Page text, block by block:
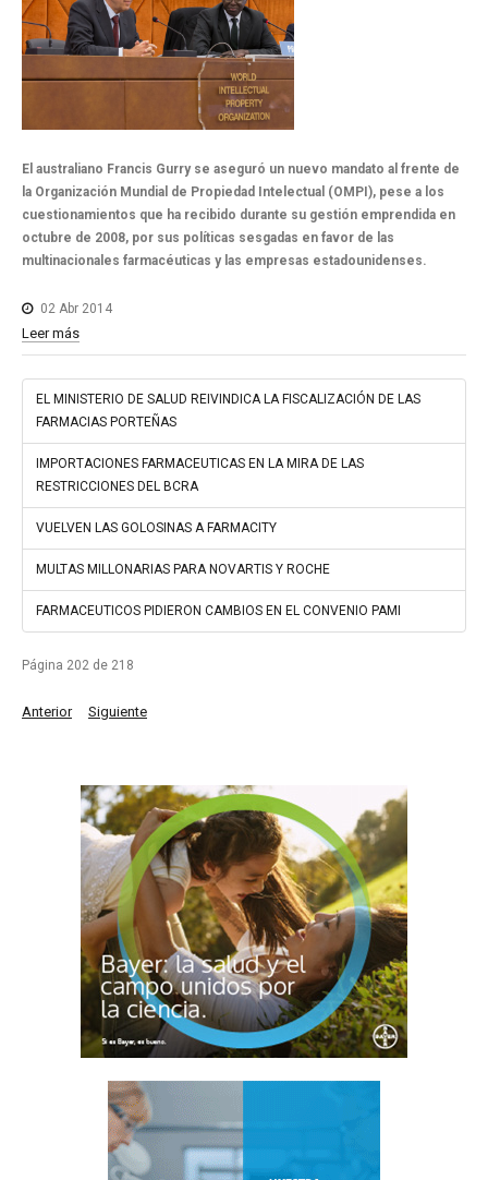
El australiano Francis Gurry se aseguró un nuevo mandato al frente de
la Organización Mundial de Propiedad Intelectual (OMPI), pese a los
cuestionamientos que ha recibido durante su gestión emprendida en
octubre de 2008, por sus políticas sesgadas en favor de las
multinacionales farmacéuticas y las empresas estadounidenses.
02 Abr 2014
Leer más
EL MINISTERIO DE SALUD REIVINDICA LA FISCALIZACIÓN DE LAS
FARMACIAS PORTEÑAS
IMPORTACIONES FARMACEUTICAS EN LA MIRA DE LAS
RESTRICCIONES DEL BCRA
VUELVEN LAS GOLOSINAS A FARMACITY
MULTAS MILLONARIAS PARA NOVARTIS Y ROCHE
FARMACEUTICOS PIDIERON CAMBIOS EN EL CONVENIO PAMI
Página 202 de 218
Anterior Siguiente